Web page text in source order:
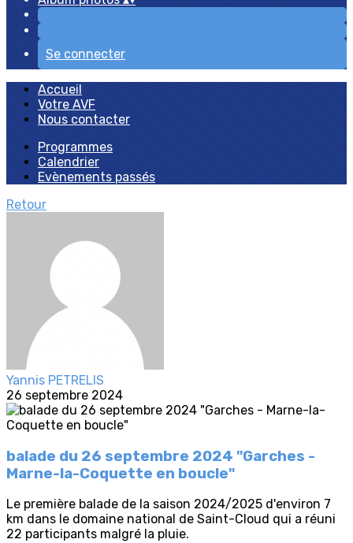
Se connecter
Accueil
Votre AVF
Nous contacter
Programmes
Calendrier
Evènements passés
Retour
Yannis PETRELIS
26 septembre 2024
balade du 26 septembre 2024 "Garches -
Marne-la-Coquette en boucle"
Le première balade de la saison 2024/2025 d'environ 7
km dans le domaine national de Saint-Cloud qui a réuni
22 participants malgré la pluie.